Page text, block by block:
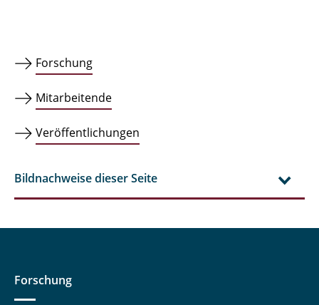
Forschung
Mitarbeitende
Veröffentlichungen
Bildnachweise dieser Seite
Forschung